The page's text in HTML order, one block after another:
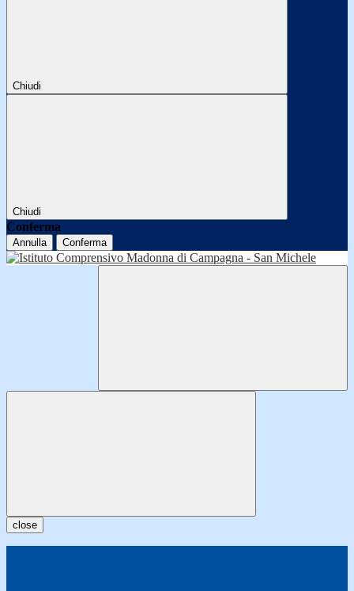
Chiudi
Chiudi
Conferma
Annulla Conferma
close